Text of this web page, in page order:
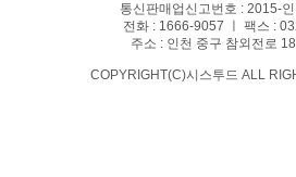
통신판매업신고번호 : 2015-
전화 : 1666-9057 ㅣ 팩스 :
주소 : 인천 중구 참외전로
COPYRIGHT(C)시스투드 ALL